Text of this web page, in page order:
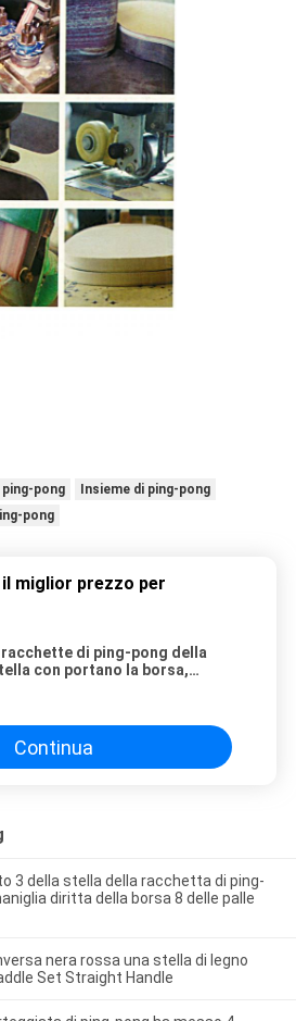
pong
Insieme di ping-pong
pong
miglior prezzo per
racchette di ping-pong della
con portano la borsa,
Continua
3 della stella della racchetta di ping-
diritta della borsa 8 delle palle
nera rossa una stella di legno
Set Straight Handle